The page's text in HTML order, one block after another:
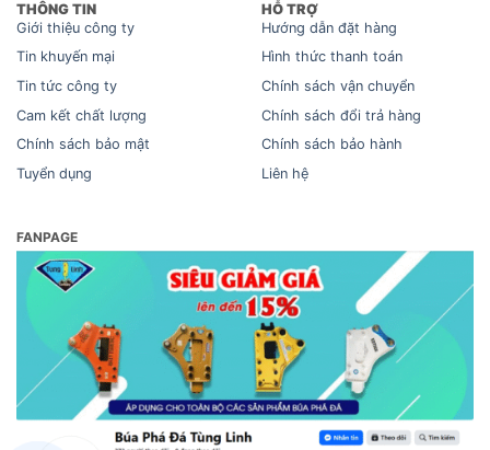
THÔNG TIN
Giới thiệu công ty
Tin khuyến mại
Tin tức công ty
Cam kết chất lượng
Chính sách bảo mật
Tuyển dụng
HỖ TRỢ
Hướng dẫn đặt hàng
Hình thức thanh toán
Chính sách vận chuyển
Chính sách đổi trả hàng
Chính sách bảo hành
Liên hệ
FANPAGE